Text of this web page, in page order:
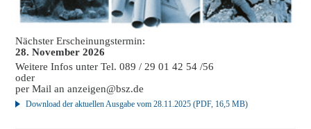
Nächster Erscheinungstermin:
28. November 2026
Weitere Infos unter Tel. 089 / 29 01 42 54 /56
oder
per Mail ananzeigen@bsz.de
Download der aktuellen Ausgabe vom 28.11.2025 (PDF, 16,5 MB)